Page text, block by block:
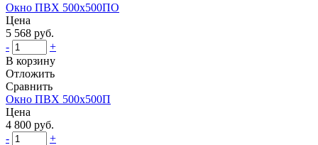
Окно ПВХ 500х500ПО
Цена
5 568 руб.
-
+
В корзину
Отложить
Сравнить
Окно ПВХ 500х500П
Цена
4 800 руб.
-
+